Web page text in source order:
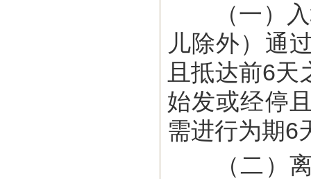
（一）入
儿除外）通
且抵达前6
始发或经停
需进行为期6
（二）离